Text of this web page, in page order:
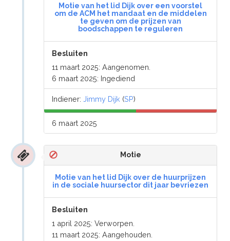
Motie van het lid Dijk over een voorstel
om de ACM het mandaat en de middelen
te geven om de prijzen van
boodschappen te reguleren
Besluiten
11 maart 2025: Aangenomen.
6 maart 2025: Ingediend
Indiener:Jimmy Dijk (SP)
6 maart 2025
Motie
Motie van het lid Dijk over de huurprijzen
in de sociale huursector dit jaar bevriezen
Besluiten
1 april 2025: Verworpen.
11 maart 2025: Aangehouden.